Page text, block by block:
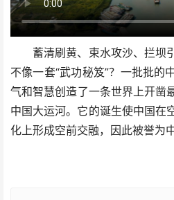
蓄清刷黄、束水攻沙、拦坝
不像一套“武功秘笈”？一批批的
气和智慧创造了一条世界上开
中国大运河。它的诞生使中国在
化上形成空前交融，因此被誉为